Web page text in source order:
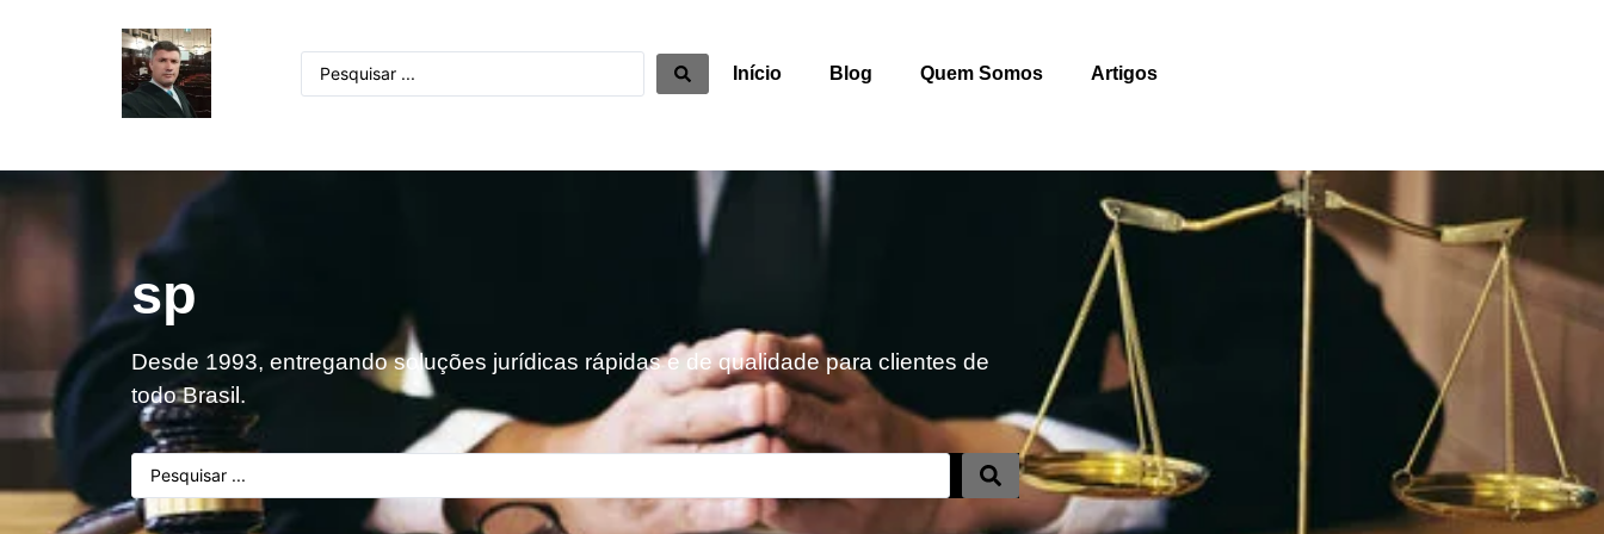
Início Blog Quem Somos Artigos
sp
Desde 1993, entregando soluções jurídicas rápidas e de qualidade para clientes de
todo Brasil.